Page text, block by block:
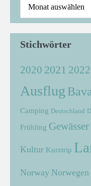
Stichwörter
2020 2021 2022
Ausflug
Camping Deutschland
Frühling Gewässer
Kultur Kurztrip
Norway Norwegen